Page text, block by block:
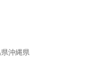
沖縄県